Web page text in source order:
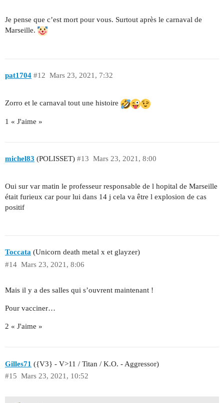
Je pense que c’est mort pour vous. Surtout après le carnaval de
Marseille.
pat1704 Mars 23, 2021, 7:32
#12
Zorro et le carnaval tout une histoire
1 « J'aime »
michel83 (POLISSET) Mars 23, 2021, 8:00
#13
Oui sur var matin le professeur responsable de l hopital de Marseille
était furieux car pour lui dans 14 j cela va être l explosion de cas
positif
Toccata (Unicorn death metal x et glayzer)
Mars 23, 2021, 8:06
#14
Mais il y a des salles qui s’ouvrent maintenant !
Pour vacciner…
2 « J'aime »
Gilles71 ({V3} - V>11 / Titan / K.O. - Aggressor)
Mars 23, 2021, 10:52
#15